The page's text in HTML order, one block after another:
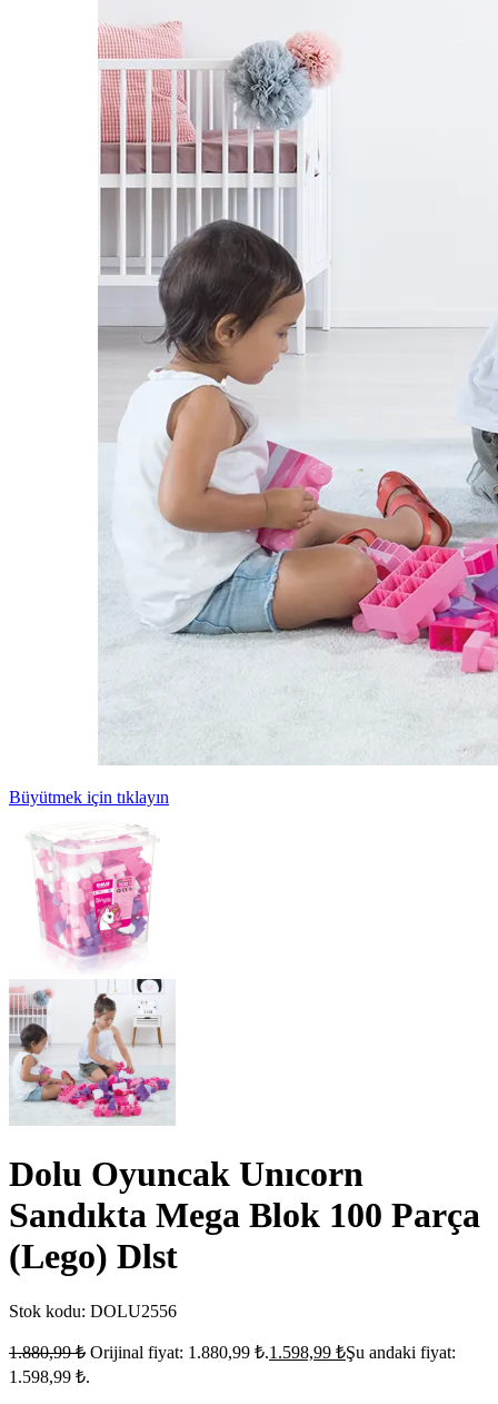
Büyütmek için tıklayın
Dolu Oyuncak Unıcorn
Sandıkta Mega Blok 100 Parça
(Lego) Dlst
Stok kodu: DOLU2556
1.880,99₺ Orijinal fiyat: 1.880,99 ₺.1.598,99 ₺Şu andaki fiyat:
1.598,99 ₺.